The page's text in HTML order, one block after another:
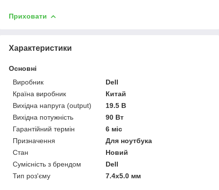
Приховати
Характеристики
Основні
Виробник
Dell
Країна виробник
Китай
Вихідна напруга (output)
19.5 В
Вихідна потужність
90 Вт
Гарантійний термін
6 міс
Призначення
Для ноутбука
Стан
Новий
Сумісність з брендом
Dell
Тип роз'єму
7.4x5.0 мм